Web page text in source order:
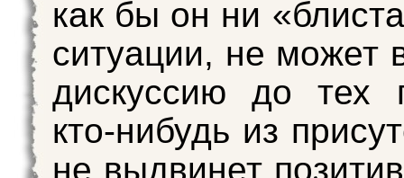
как бы он ни
ситуации, не может
дискуссию до тех
кто-нибудь из
не выдвинет